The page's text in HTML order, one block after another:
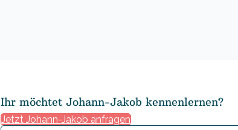
Ihr möchtet Johann-Jakob kennenlernen?
Jetzt Johann-Jakob anfragen